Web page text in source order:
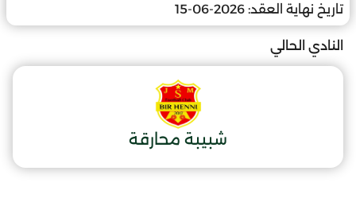
تاريخ نهاية العقد: 2026-06-15
النادي الحالي
شبيبة محارقة